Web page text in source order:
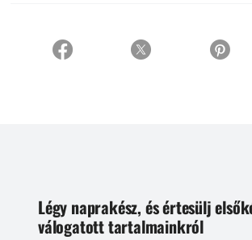
Légy naprakész, és értesülj
válogatott tartalmainkról